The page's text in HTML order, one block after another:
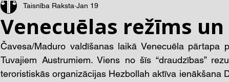
Venecuēlas režīms
Taisnība Raksta Jan 19
Čavesa/Maduro valdīšanas laikā Venecuēla pārtapa
Tuvajiem Austrumiem. Viens no šīs “draudzības”
teroristiskās organizācijas Hezbollah aktīva ienākšana